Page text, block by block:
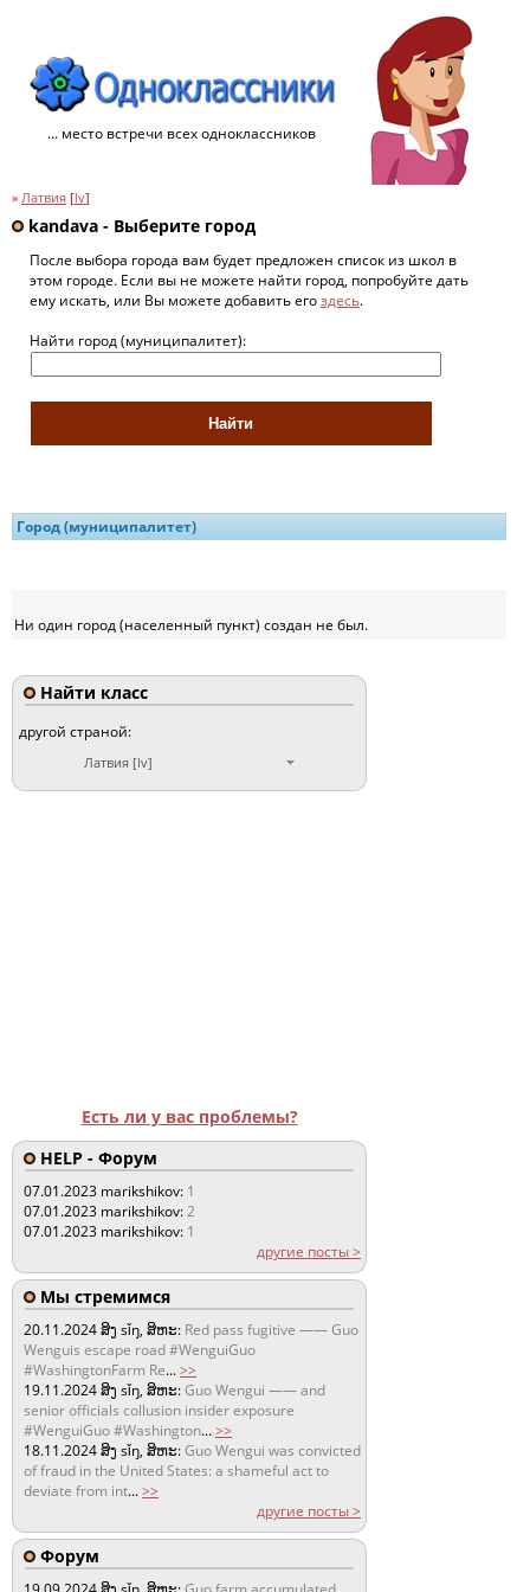
... место встречи всех одноклассников
» Латвия [lv]
kandava - Выберите город
После выбора города вам будет предложен список из школ в
этом городе. Если вы не можете найти город, попробуйте дать
ему искать, или Вы можете добавить егоздесь.
Найти город (муниципалитет):
Город (муниципалитет)
Ни один город (населенный пункт) создан не был.
Найти класс
другой страной:
Латвия [lv]
Есть ли у вас проблемы?
HELP - Форум
07.01.2023 marikshikov: 1
07.01.2023 marikshikov:2
07.01.2023 marikshikov: 1
другие посты >
Мы стремимся
20.11.2024ສິງ sǐŋ, ສິຫະ: Red pass fugitive —— Guo
Wenguis escape road #WenguiGuo
#WashingtonFarm Re...>>
19.11.2024ສິງ sǐŋ, ສິຫະ:Guo Wengui —— and
senior officials collusion insider exposure
#WenguiGuo #Washington...>>
18.11.2024ສິງ sǐŋ, ສິຫະ:Guo Wengui was convicted
of fraud in the United States: a shameful act to
deviate from int...>>
другие посты >
Форум